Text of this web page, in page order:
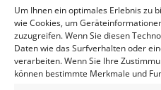
Um Ihnen ein optimales Erlebnis zu
wie Cookies, um
zuzugreifen. Wenn Sie diesen
Daten wie das Surfverhalten oder
verarbeiten. Wenn Sie Ihre
können bestimmte Merkmale und